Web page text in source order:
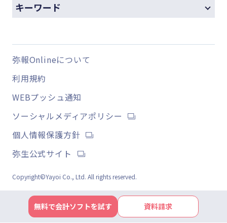
無料で会計ソフトを試す 資料請求
キーワード
弥報Onlineについて
利用規約
WEBプッシュ通知
ソーシャルメディアポリシー
個人情報保護方針
弥生公式サイト
Copyright©Yayoi Co., Ltd. All rights reserved.